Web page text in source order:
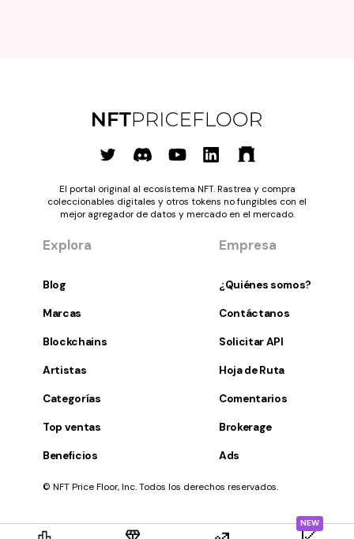
NEW
El portal original al ecosistema NFT. Rastrea y compra
coleccionables digitales y otros tokens no fungibles con el
mejor agregador de datos y mercado en el mercado.
Explora
Blog
Marcas
Blockchains
Artistas
Categorías
Top ventas
Beneficios
Empresa
¿Quiénes somos?
Contáctanos
Solicitar API
Hoja de Ruta
Comentarios
Brokerage
Ads
© NFT Price Floor, Inc. Todos los derechos reservados.